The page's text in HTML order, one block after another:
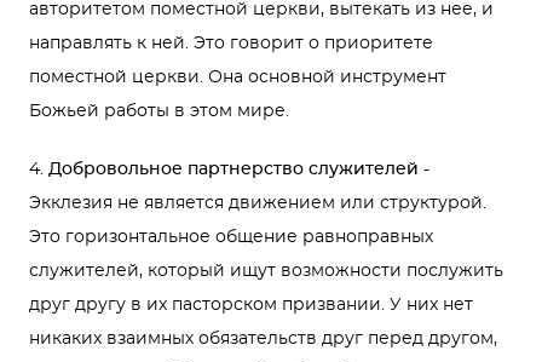
авторитетом поместной церкви, вытекать из нее, и
направлять к ней. Это говорит о приоритете
поместной церкви. Она основной инструмент
Божьей работы в этом мире.
4. Добровольное партнерство служителей -
Экклезия не является движением или структурой.
Это горизонтальное общение равноправных
служителей, который ищут возможности послужить
друг другу в их пасторском призвании. У них нет
никаких взаимных обязательств друг перед другом,